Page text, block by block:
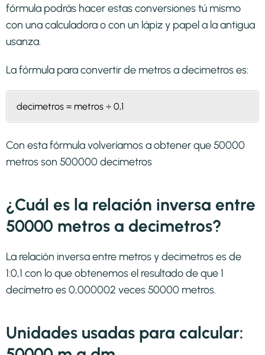
fórmula podrás hacer estas conversiones tú mismo
con una calculadora o con un lápiz y papel a la antigua
usanza.
La fórmula para convertir de metros a decimetroses:
decimetros = metros ÷ 0,1
Con esta fórmula volveríamos a obtener que 50000
metros son 500000 decimetros
¿Cuál es la relación inversa entre
50000 metros a decimetros?
La relación inversa entre metros y decimetros es de
1:0,1 con lo que obtenemos el resultado de que 1
decímetro es 0,000002 veces 50000 metros.
Unidades usadas para calcular: